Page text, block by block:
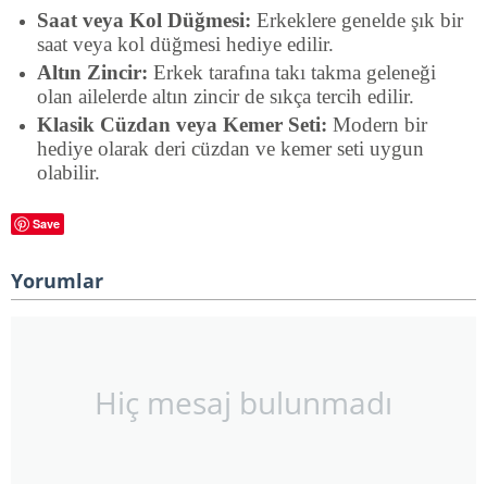
Saat veya Kol Düğmesi: Erkeklere genelde şık bir
saat veya kol düğmesi hediye edilir.
Altın Zincir: Erkek tarafına takı takma geleneği
olan ailelerde altın zincir de sıkça tercih edilir.
Klasik Cüzdan veya Kemer Seti: Modern bir
hediye olarak deri cüzdan ve kemer seti uygun
olabilir.
Save
Yorumlar
Hiç mesaj bulunmadı